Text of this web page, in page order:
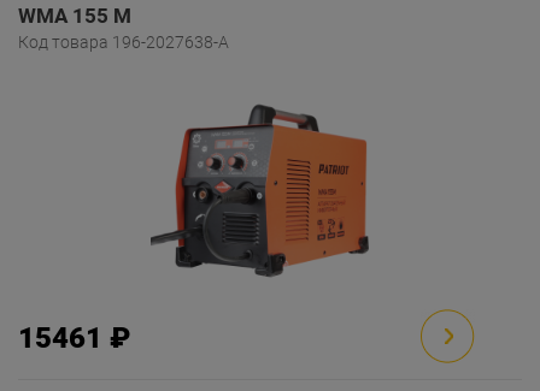
WMA 155 M
Код товара 196-2027638-A
15461 ₽